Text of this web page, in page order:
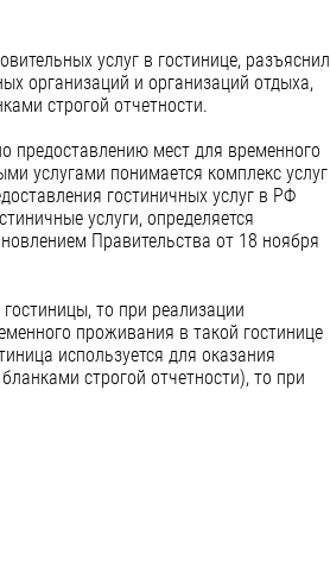
услуг в гостинице, разъяснил
организаций и организаций отдыха,
строгой отчетности.
предоставлению мест для временного
услугами понимается комплекс услуг
гостиничных услуг в РФ
услуги, определяется
Правительства от 18 ноября
то при реализации
проживания в такой гостинице
используется для оказания
строгой отчетности), то при